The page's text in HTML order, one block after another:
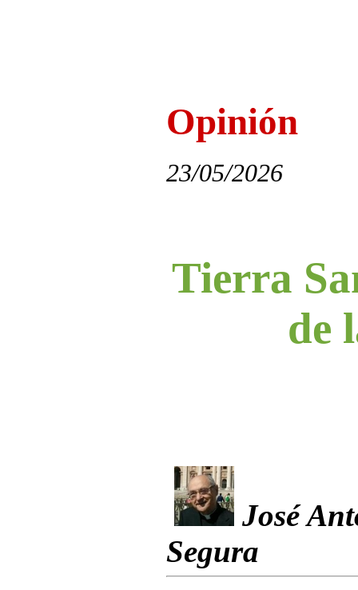
Opinión
23/05/2026
Tierra
de
José
Segura